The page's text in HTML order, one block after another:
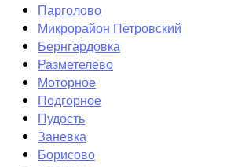
Парголово
Микрорайон Петровский
Бернгардовка
Разметелево
Моторное
Подгорное
Пудость
Заневка
Борисово